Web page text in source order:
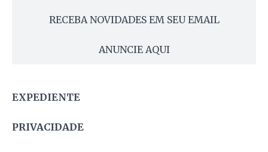
RECEBA NOVIDADES EM SEU EMAIL
ANUNCIE AQUI
EXPEDIENTE
PRIVACIDADE